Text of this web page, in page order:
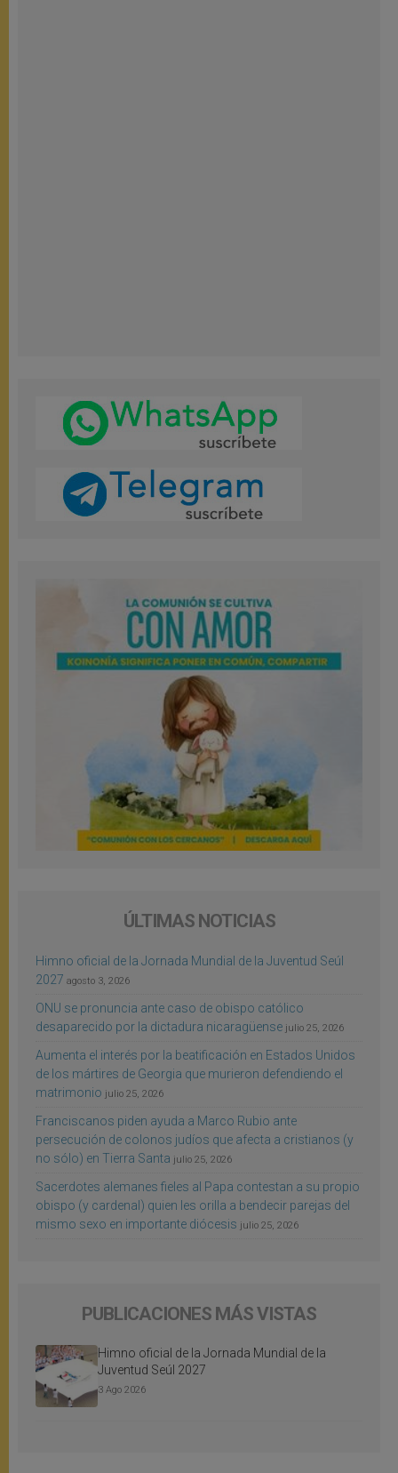
ÚLTIMAS NOTICIAS
Himno oficial de la Jornada Mundial de la Juventud Seúl
2027 agosto 3, 2026
ONU se pronuncia ante caso de obispo católico
desaparecido por la dictadura nicaragüense julio 25, 2026
Aumenta el interés por la beatificación en Estados Unidos
de los mártires de Georgia que murieron defendiendo el
matrimonio julio 25, 2026
Franciscanos piden ayuda a Marco Rubio ante
persecución de colonos judíos que afecta a cristianos (y
no sólo) en Tierra Santa julio 25, 2026
Sacerdotes alemanes fieles al Papa contestan a su propio
obispo (y cardenal) quien les orilla a bendecir parejas del
mismo sexo en importante diócesis julio 25, 2026
PUBLICACIONES MÁS VISTAS
Himno oficial de la Jornada Mundial de la
Juventud Seúl 2027
3 Ago 2026